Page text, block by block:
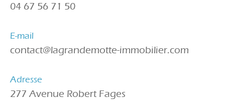
04 67 56 71 50
E-mail
contact@lagrandemotte-immobilier.com
Adresse
277 Avenue Robert Fages